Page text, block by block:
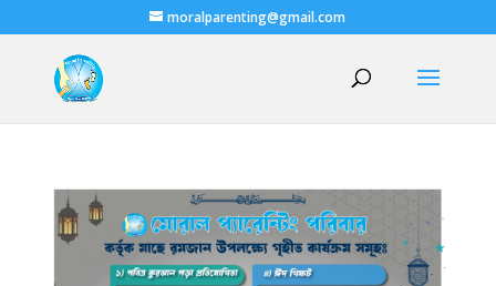
moralparenting@gmail.com